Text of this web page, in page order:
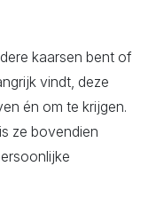
kaarsen bent of
vindt, deze
én om te krijgen.
ze bovendien